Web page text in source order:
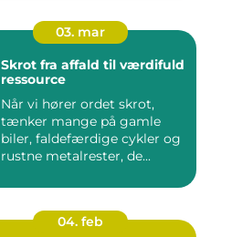
03. mar
Skrot fra affald til værdifuld
ressource
Når vi hører ordet skrot,
tænker mange på gamle
biler, faldefærdige cykler og
rustne metalrester, de...
04. feb